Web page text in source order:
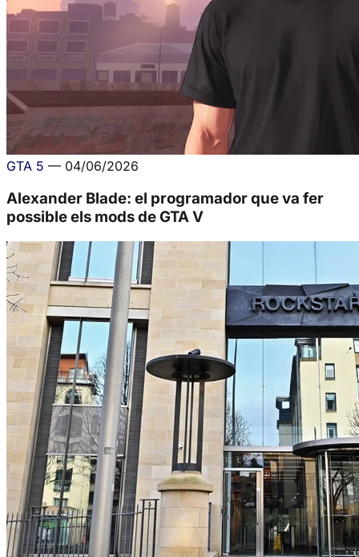
GTA 5 — 04/06/2026
Alexander Blade: el programador que va fer
possible els mods de GTA V